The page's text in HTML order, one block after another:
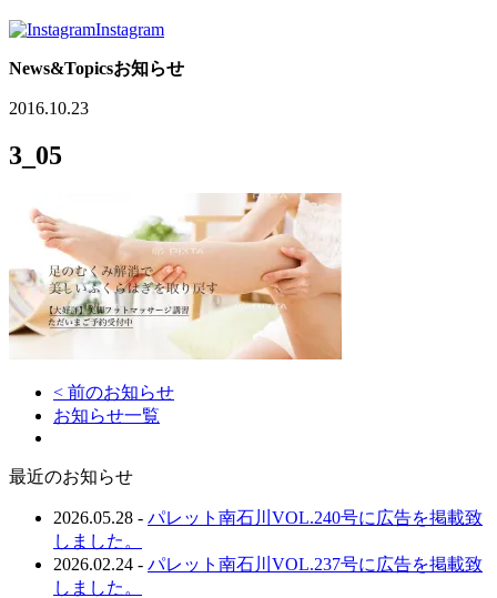
Instagram
News&Topicsお知らせ
2016.10.23
3_05
< 前のお知らせ
お知らせ一覧
最近のお知らせ
2026.05.28 - パレット南石川VOL.240号に広告を掲載致
しました。
2026.02.24 - パレット南石川VOL.237号に広告を掲載致
しました。